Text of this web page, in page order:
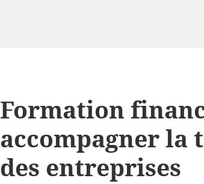
Formation
accompagner la
des entreprises